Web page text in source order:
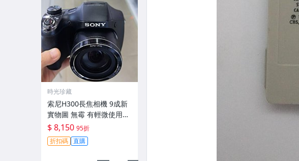
時光珍藏
索尼H300長焦相機 9成新
實物圖 無霉 有輕微使用痕
跡 機身鏡頭原裝 無拆修無
翻新-3430
$ 8,150 95折
折扣碼 直購